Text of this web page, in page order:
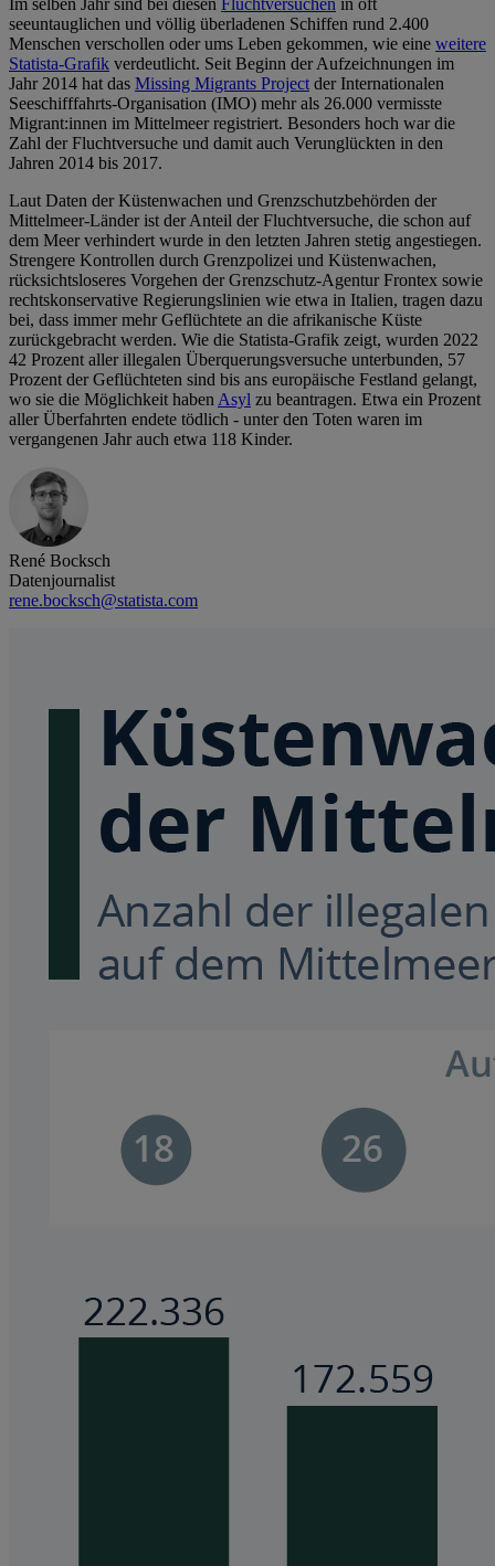
Im selben Jahr sind bei diesen Fluchtversuchen in oft
seeuntauglichen und völlig überladenen Schiffen rund 2.400
Menschen verschollen oder ums Leben gekommen, wie eine weitere
Statista-Grafik verdeutlicht. Seit Beginn der Aufzeichnungen im
Jahr 2014 hat das Missing Migrants Projectder Internationalen
Seeschifffahrts-Organisation (IMO) mehr als 26.000 vermisste
Migrant:innen im Mittelmeer registriert. Besonders hoch war die
Zahl der Fluchtversuche und damit auch Verunglückten in den
Jahren 2014 bis 2017.
Laut Daten der Küstenwachen und Grenzschutzbehörden der
Mittelmeer-Länder ist der Anteil der Fluchtversuche, die schon auf
dem Meer verhindert wurde in den letzten Jahren stetig angestiegen.
Strengere Kontrollen durch Grenzpolizei und Küstenwachen,
rücksichtsloseres Vorgehen der Grenzschutz-Agentur Frontex sowie
rechtskonservative Regierungslinien wie etwa in Italien, tragen dazu
bei, dass immer mehr Geflüchtete an die afrikanische Küste
zurückgebracht werden. Wie die Statista-Grafik zeigt, wurden 2022
42 Prozent aller illegalen Überquerungsversuche unterbunden, 57
Prozent der Geflüchteten sind bis ans europäische Festland gelangt,
wo sie die Möglichkeit habenAsyl zu beantragen. Etwa ein Prozent
aller Überfahrten endete tödlich - unter den Toten waren im
vergangenen Jahr auch etwa 118 Kinder.
René Bocksch
Datenjournalist
rene.bocksch@statista.com